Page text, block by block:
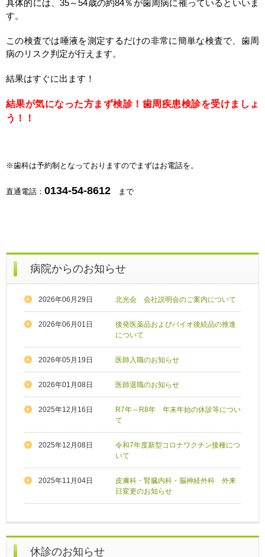
具体的には、35～54歳の約84％が歯周病に罹っているといいま
す。
この検査では唾液を測定するだけの非常に簡単な検査で、歯周
病のリスク判定が行えます。
結果はすぐに出ます！
結果が気になった方まず検診！ 歯周疾患検診を受けましょ
う！！
※歯科は予約制となっておりますのでまずはお電話を。
直通電話： 0134-54-8612 まで
病院からのお知らせ
2026年06月29日 北光会 会社説明会のご案内について
2026年06月01日
後発医薬品およびバイオ後続品の推進
について
2026年05月19日 医師入職のお知らせ
2026年01月08日 医師退職のお知らせ
2025年12月16日
R7年～R8年 年末年始の休診等につい
て
2025年12月08日
令和7年度新型コロナワクチン接種につ
いて
2025年11月04日
皮膚科・腎臓内科・脳神経外科 外来
日変更のお知らせ
休診のお知らせ